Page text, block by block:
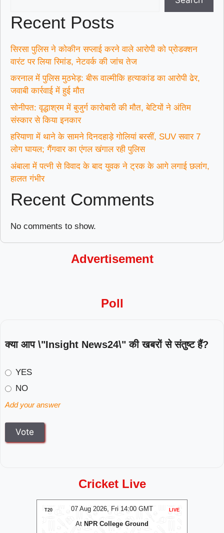
Recent Posts
सिरसा पुलिस ने कोकीन सप्लाई करने वाले आरोपी को प्रोडक्शन
वारंट पर लिया रिमांड, नेटवर्क की जांच तेज
करनाल में पुलिस मुठभेड़: बीरू वाल्मीकि हत्याकांड का आरोपी ढेर,
जवाबी कार्रवाई में हुई मौत
सोनीपत: वृद्धाश्रम में बुजुर्ग कारोबारी की मौत, बेटियों ने अंतिम
संस्कार से किया इनकार
हरियाणा में थाने के सामने दिनदहाड़े गोलियां बरसीं, SUV सवार 7
लोग घायल; गैंगवार का एंगल खंगाल रही पुलिस
अंबाला में पत्नी से विवाद के बाद युवक ने ट्रक के आगे लगाई छलांग,
हालत गंभीर
Recent Comments
No comments to show.
Advertisement
Poll
क्या आप \"Insight News24\" की खबरों से संतुष्ट हैं?
YES
NO
Add your answer
Cricket Live
07 Aug 2026, Fri 14:00 GMT
T20 LIVE
At NPR College Ground